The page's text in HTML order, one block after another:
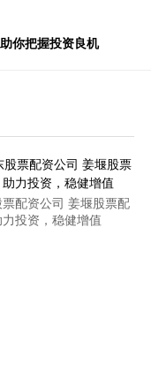
你把握投资良机
配资公司 姜堰股票配
投资，稳健增值